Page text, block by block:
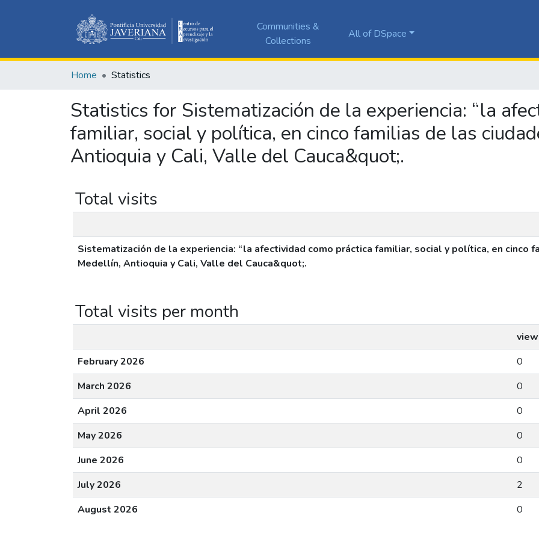
Communities &
Collections
All of DSpace
Home Statistics
Statistics for Sistematización de la experiencia: “la
familiar, social y política, en cinco familias de las
Antioquia y Cali, Valle del Cauca&quot;.
Total visits
Sistematización de la experiencia: “la afectividad como práctica familiar, social y política, en cinco
Medellín, Antioquia y Cali, Valle del Cauca&quot;.
Total visits per month
February 2026
0
March 2026
0
April 2026
0
May 2026
0
June 2026
0
July 2026
2
August 2026
0